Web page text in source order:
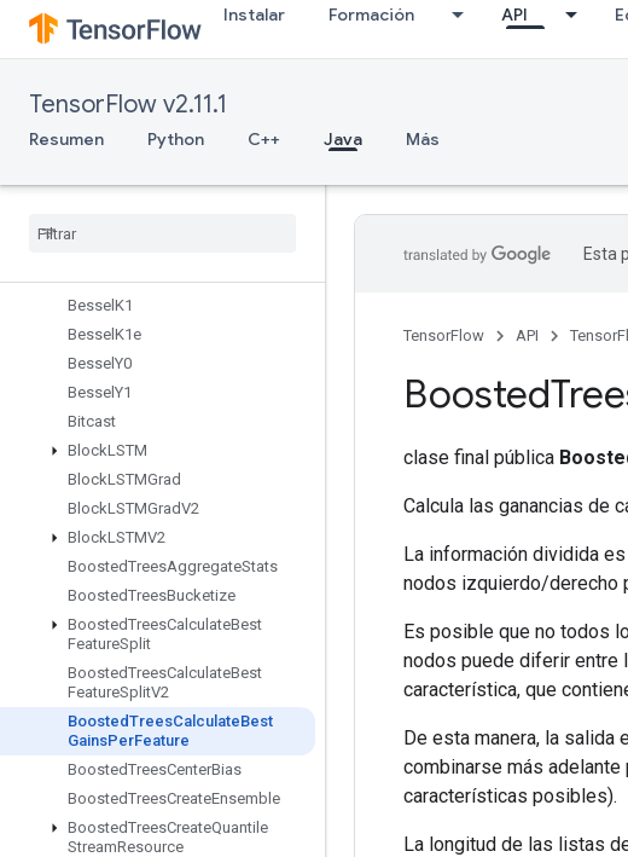
Instalar Formación API
TensorFlow v2.11.1
Resumen Python C++ Java Más
BatchMatMulV2
BatchMatMulV3
BatchToSpaceNd
BesselJ0
Bessel K1
Bessel K1e
Bessel Y0
Bessel Y1
Bitcast
BlockLSTM
BlockLSTMGrad
BlockLSTMGradV2
BlockLSTMV2
BoostedTreesAggregateStats
BoostedTreesBucketize
BoostedTreesCalculateBest
FeatureSplit
BoostedTreesCalculateBest
FeatureSplitV2
BoostedTreesCalculateBest
GainsPerFeature
BoostedTreesCenterBias
BoostedTreesCreateEnsemble
BoostedTreesCreateQuantile
StreamResource
Esta
TensorFlow API
Boosted
clase final pública
Calcula las ganancias de
La información dividida
nodos izquierdo/derecho
Es posible que no todos
nodos puede diferir entre
característica, que
De esta manera, la salida
combinarse más adelante
características posibles).
La longitud de las listas